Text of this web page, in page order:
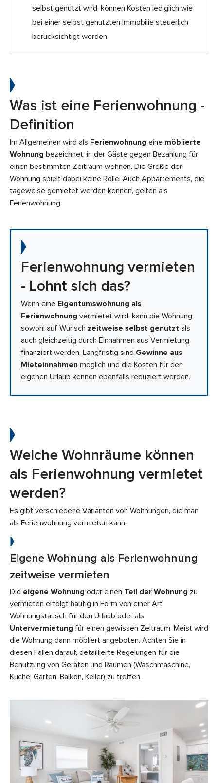
selbst genutzt wird, können Kosten lediglich wie
bei einer selbst genutzten Immobilie steuerlich
berücksichtigt werden.
Was ist eine Ferienwohnung -
Definition
Im Allgemeinen wird als Ferienwohnung eine möblierte
Wohnung bezeichnet, in der Gäste gegen Bezahlung für
einen bestimmten Zeitraum wohnen. Die Größe der
Wohnung spielt dabei keine Rolle. Auch Appartements, die
tageweise gemietet werden können, gelten als
Ferienwohnung.
Ferienwohnung vermieten
- Lohnt sich das?
Wenn eine Eigentumswohnung als
Ferienwohnung vermietet wird, kann die Wohnung
sowohl auf Wunsch zeitweise selbst genutzt als
auch gleichzeitig durch Einnahmen aus Vermietung
finanziert werden. Langfristig sind Gewinne aus
Mieteinnahmen möglich und die Kosten für den
eigenen Urlaub können ebenfalls reduziert werden.
Welche Wohnräume können
als Ferienwohnung vermietet
werden?
Es gibt verschiedene Varianten von Wohnungen, die man
als Ferienwohnung vermieten kann.
Eigene Wohnung als Ferienwohnung
zeitweise vermieten
Die eigene Wohnung oder einen Teil der Wohnung zu
vermieten erfolgt häufig in Form von einer Art
Wohnungstausch für den Urlaub oder als
Untervermietung für einen gewissen Zeitraum. Meist wird
die Wohnung dann möbliert angeboten. Achten Sie in
diesen Fällen darauf, detaillierte Regelungen für die
Benutzung von Geräten und Räumen (Waschmaschine,
Küche, Garten, Balkon, Keller) zu treffen.